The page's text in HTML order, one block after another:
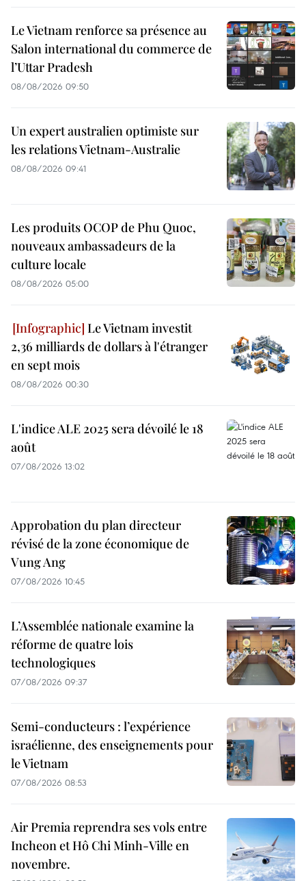
Le Vietnam renforce sa présence au
Salon international du commerce de
l’Uttar Pradesh
08/08/2026 09:50
Un expert australien optimiste sur
les relations Vietnam-Australie
08/08/2026 09:41
Les produits OCOP de Phu Quoc,
nouveaux ambassadeurs de la
culture locale
08/08/2026 05:00
Le Vietnam investit
2,36 milliards de dollars à l'étranger
en sept mois
08/08/2026 00:30
L'indice ALE 2025 sera dévoilé le 18
août
07/08/2026 13:02
Approbation du plan directeur
révisé de la zone économique de
Vung Ang
07/08/2026 10:45
L’Assemblée nationale examine la
réforme de quatre lois
technologiques
07/08/2026 09:37
Semi-conducteurs : l’expérience
israélienne, des enseignements pour
le Vietnam
07/08/2026 08:53
Air Premia reprendra ses vols entre
Incheon et Hô Chi Minh-Ville en
novembre.